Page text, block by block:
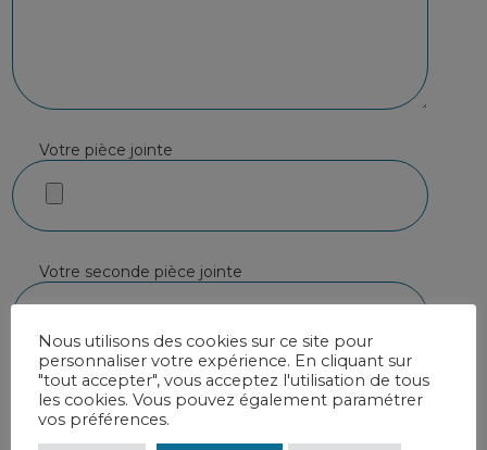
Votre pièce jointe
Votre seconde pièce jointe
En soumettant ce formulaire, j’accepte que les
informations saisies soient exploitées dans le cadre de
Nous utilisons des cookies sur ce site pour
personnaliser votre expérience. En cliquant sur
"tout accepter", vous acceptez l'utilisation de tous
les cookies. Vous pouvez également paramétrer
vos préférences.